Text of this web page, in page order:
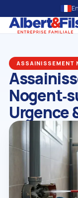
ASSAINISSEMENT
Urgence